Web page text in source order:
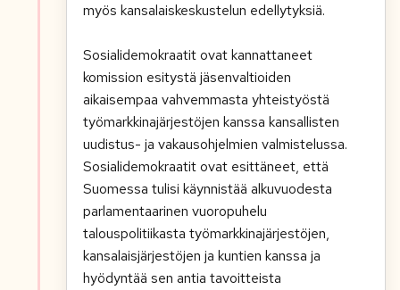
myös kansalaiskeskustelun edellytyksiä.
Sosialidemokraatit ovat kannattaneet
komission esitystä jäsenvaltioiden
aikaisempaa vahvemmasta yhteistyöstä
työmarkkinajärjestöjen kanssa kansallisten
uudistus- ja vakausohjelmien valmistelussa.
Sosialidemokraatit ovat esittäneet, että
Suomessa tulisi käynnistää alkuvuodesta
parlamentaarinen vuoropuhelu
talouspolitiikasta työmarkkinajärjestöjen,
kansalaisjärjestöjen ja kuntien kanssa ja
hyödyntää sen antia tavoitteista